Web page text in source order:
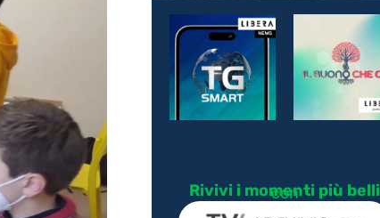
Rivivi i momenti più belli
con